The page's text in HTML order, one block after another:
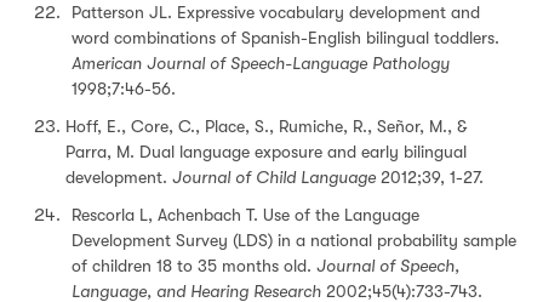
Patterson JL. Expressive vocabulary development and
word combinations of Spanish-English bilingual toddlers.
American Journal of Speech-Language Pathology
1998;7:46-56.
Hoff, E., Core, C., Place, S., Rumiche, R., Señor, M., &
Parra, M. Dual language exposure and early bilingual
development. Journal of Child Language 2012;39, 1-27.
Rescorla L, Achenbach T. Use of the Language
Development Survey (LDS) in a national probability sample
of children 18 to 35 months old. Journal of Speech,
Language, and Hearing Research 2002;45(4):733-743.